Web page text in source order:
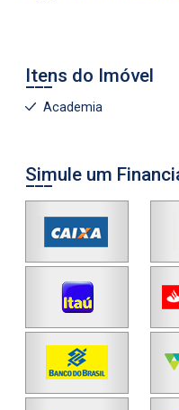
Itens do Imóvel
Academia
Simule um